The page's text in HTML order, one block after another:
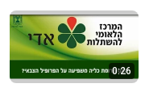
0:26